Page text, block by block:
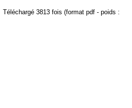
Téléchargé 3813 fois (format pdf - poids :